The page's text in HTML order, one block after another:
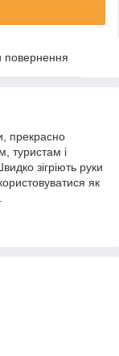
повернення
прекрасно
туристам і
зігріють руки
як